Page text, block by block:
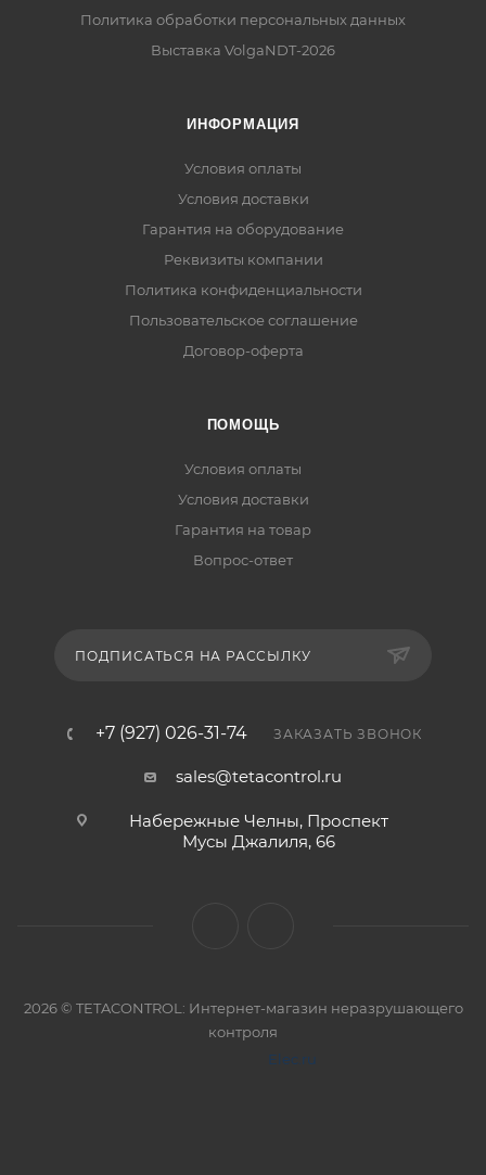
Политика обработки персональных данных
Выставка VolgaNDT-2026
ИНФОРМАЦИЯ
Условия оплаты
Условия доставки
Гарантия на оборудование
Реквизиты компании
Политика конфиденциальности
Пользовательское соглашение
Договор-оферта
ПОМОЩЬ
Условия оплаты
Условия доставки
Гарантия на товар
Вопрос-ответ
ПОДПИСАТЬСЯ НА РАССЫЛКУ
+7 (927) 026-31-74 ЗАКАЗАТЬ ЗВОНОК
sales@tetacontrol.ru
Набережные Челны, Проспект
Мусы Джалиля, 66
2026 © TETACONTROL: Интернет-магазин неразрушающего
контроля
Elec.ru